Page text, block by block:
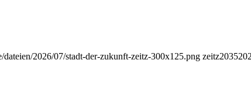
dateien/2026/07/stadt-der-zukunft-zeitz-300x125.png zeitz2035